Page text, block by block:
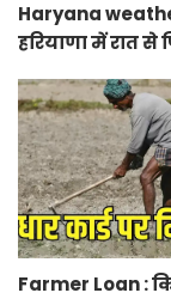
Haryana
हरियाणा में रात से
Farmer Loan :